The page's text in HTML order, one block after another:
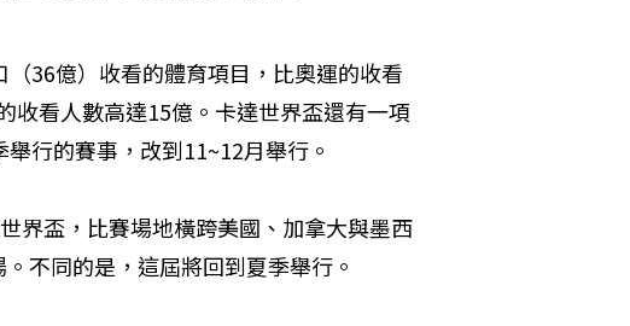
36億）收看的體育項目，比奧運的收看
收看人數高達15億。卡達世界盃還有一項
行的賽事，改到11~12月舉行。
界盃，比賽場地橫跨美國、加拿大與墨西
不同的是，這屆將回到夏季舉行。